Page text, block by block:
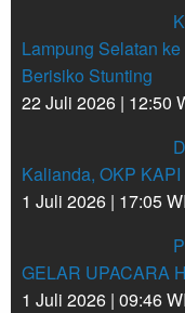
Lampung Selatan
Berisiko Stunting
22 Juli 2026 | 12:50
Kalianda, OKP
1 Juli 2026 | 17:05
GELAR UPACARA
1 Juli 2026 | 09:46